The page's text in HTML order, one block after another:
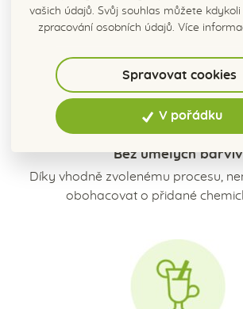
Bez umělých barviv
Díky vhodně zvolenému procesu,
obohacovat o přidané
vašich údajů. Svůj souhlas můžete
zpracování osobních údajů. Více
Spravovat cookies
V pořádku